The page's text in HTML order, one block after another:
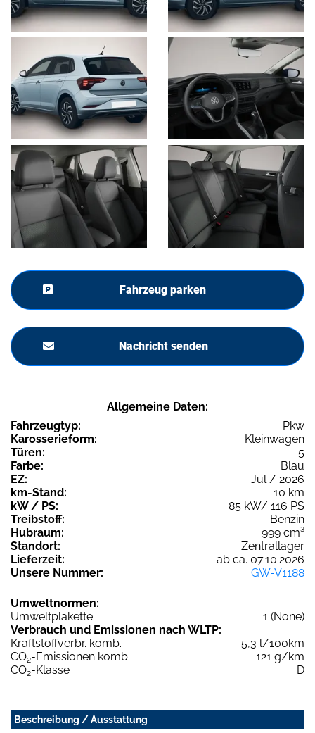
Fahrzeug parken
Nachricht senden
Allgemeine Daten:
Fahrzeugtyp:
Pkw
Karosserieform:
Kleinwagen
Türen:
5
Farbe:
Blau
EZ:
Jul / 2026
km-Stand:
10 km
kW / PS:
85 kW/ 116 PS
Treibstoff:
Benzin
Hubraum:
999 cm³
Standort:
Zentrallager
Lieferzeit:
ab ca. 07.10.2026
Unsere Nummer:
GW-V1188
Umweltnormen:
Umweltplakette
1 (None)
Verbrauch und Emissionen nach WLTP:
Kraftstoffverbr. komb.
5,3 l/100km
CO2-Emissionen komb.
121 g/km
CO2-Klasse D
Beschreibung / Ausstattung